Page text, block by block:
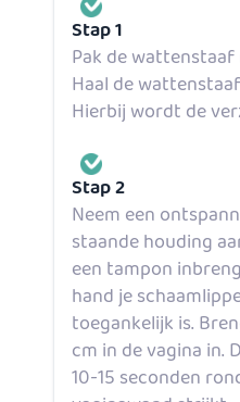
Stap 1
Pak de
Haal de
Hierbij wordt de
Stap 2
Neem een
staande houding
een tampon
hand je
toegankelijk is.
cm in de vagina in.
10-15 seconden